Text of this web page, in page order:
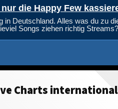
die Happy Few
Deutschland. Alles was du zu
Songs ziehen richtig Streams?
Charts